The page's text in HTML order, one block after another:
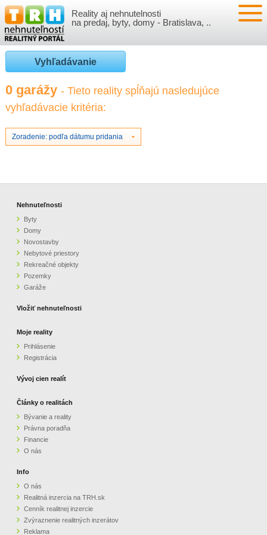
Reality aj nehnutelnosti
na predaj, byty, domy - Bratislava, ..
NEHNUTEĽNOSTI
BYTY
NOVOSTAVBY
NEBYTOVÉ PRIESTORY
GARÁŽE
VLOŽIŤ NEHNUTEĽNOSTI
PRIHLÁSENIE
REGISTRÁCIA
VÝVOJ CIEN REALÍT
ČLÁNKY O REALITÁCH
O NÁS
CENNÍK REALITNEJ INZERCIE
ZVÝRAZNENIE REALITNÝCH INZERÁTOV
PARTNERI
OBCHODNÉ PODMIENKY
KONTAKT
Vyhľadávanie
0 garážy - Tieto reality spĺňajú nasledujúce
vyhľadávacie kritéria:
Zoradenie: podľa dátumu pridania
Nehnuteľnosti
Byty
Domy
Novostavby
Nebytové priestory
Rekreačné objekty
Pozemky
Garáže
Vložiť nehnuteľnosti
Moje reality
Prihlásenie
Registrácia
Vývoj cien realít
Články o realitách
Bývanie a reality
Právna poradňa
Financie
O nás
Info
O nás
Realitná inzercia na TRH.sk
Cenník realitnej inzercie
Zvýraznenie realitných inzerátov
Reklama